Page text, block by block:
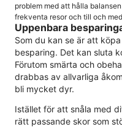
problem med att hålla balansen
frekventa resor och till och
Uppenbara
Som du kan se är att
besparing. Det kan sluta
Förutom smärta och
drabbas av allvarliga
bli mycket dyr.
Istället för att snåla med
rätt passande skor som